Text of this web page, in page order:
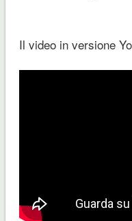
Il video in versione